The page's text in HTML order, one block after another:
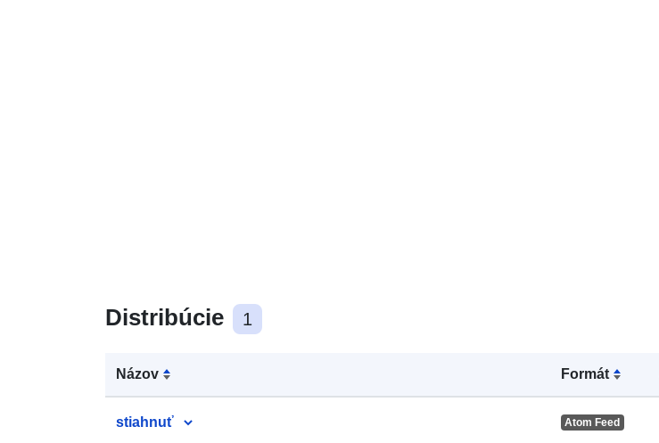
Distribúcie 1
Názov Formát
stiahnuť Atom Feed